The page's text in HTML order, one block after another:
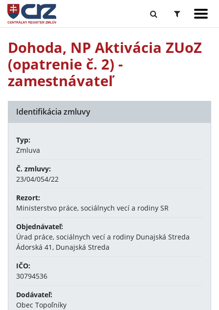
Dohoda, NP Aktivácia ZUoZ
(opatrenie č. 2) -
zamestnávateľ
Identifikácia zmluvy
Typ:
Zmluva
Č. zmluvy:
23/04/054/22
Rezort:
Ministerstvo práce, sociálnych vecí a rodiny SR
Objednávateľ:
Úrad práce, sociálnych vecí a rodiny Dunajská Streda
Ádorská 41, Dunajská Streda
IČO:
30794536
Dodávateľ:
Obec Topoľníky